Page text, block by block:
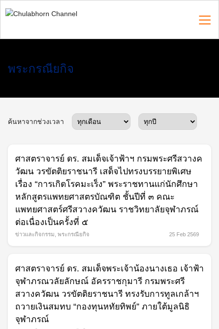
to
for:
พระกรณียกิจ
ค้นหาจากช่วงเวลา
ศาสตราจารย์ ดร. สมเด็จเจ้าฟ้าฯ กรมพระศรีสวางค
วัฒน วรขัตติยราชนารี เสด็จไปทรงบรรยายพิเศษ
เรื่อง “การเกิดโรคมะเร็ง” พระราชทานแก่นักศึกษา
หลักสูตรแพทยศาสตรบัณฑิต ชั้นปีที่ ๓ คณะ
แพทยศาสตร์ศรีสวางควัฒน ราชวิทยาลัยจุฬาภรณ์
ต่อเนื่องเป็นครั้งที่ ๕
ข่าวและกิจกรรม พระกรณียกิจ 25 Feb 2569
ศาสตราจารย์ ดร. สมเด็จพระเจ้าน้องนางเธอ เจ้าฟ้า
จุฬาภรณวลัยลักษณ์ อัครราชกุมารี กรมพระศรี
สวางควัฒน วรขัตติยราชนารี ทรงรับการทูลเกล้าฯ
ถวายเงินสมทบ “กองทุนหทัยทิพย์” ภายใต้มูลนิธิ
จุฬาภรณ์